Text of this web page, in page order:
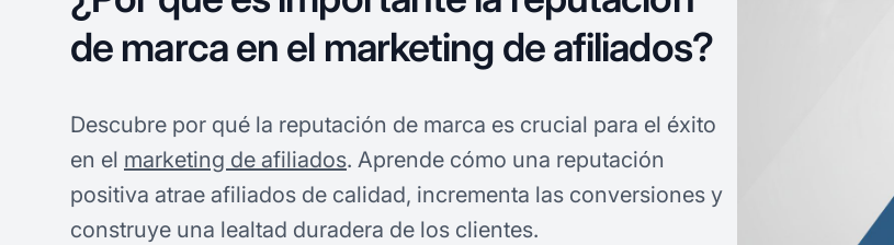
de marca en el marketing de afiliados?
Descubre por qué la reputación de marca es crucial para el éxito
en el marketing de afiliados. Aprende cómo una reputación
positiva atrae afiliados de calidad, incrementa las conversiones y
construye una lealtad duradera de los clientes.